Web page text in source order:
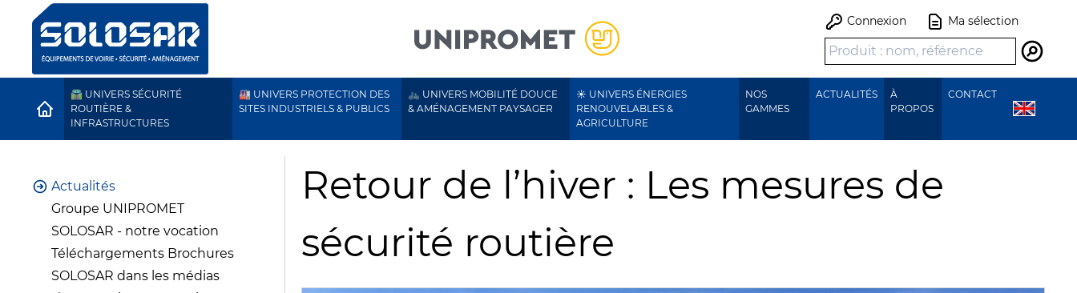
Connexion Ma sélection
HOME
🛣️ UNIVERS SÉCURITÉ
ROUTIÈRE &
INFRASTRUCTURES
🏭 UNIVERS PROTECTION DES
SITES INDUSTRIELS & PUBLICS
🚲 UNIVERS MOBILITÉ DOUCE
& AMÉNAGEMENT PAYSAGER
☀️ UNIVERS ÉNERGIES
RENOUVELABLES &
AGRICULTURE
NOS
GAMMES
ACTUALITÉS
À
PROPOS
CONTACT
Retour de l’hiver : Les mesures de
sécurité routière
Actualités
Groupe UNIPROMET
SOLOSAR - notre vocation
Téléchargements Brochures
SOLOSAR dans les médias